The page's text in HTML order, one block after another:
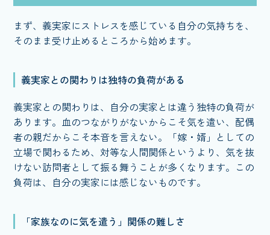
まず、義実家にストレスを感じている自分の気持ちを、
そのまま受け止めるところから始めます。
義実家との関わりは独特の負荷がある
義実家との関わりは、自分の実家とは違う独特の負荷が
あります。血のつながりがないからこそ気を遣い、配偶
者の親だからこそ本音を言えない。「嫁・婿」としての
立場で関わるため、対等な人間関係というより、気を抜
けない訪問者として振る舞うことが多くなります。この
負荷は、自分の実家には感じないものです。
「家族なのに気を遣う」関係の難しさ